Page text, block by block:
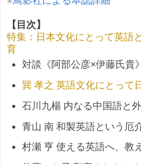
【目次】
特集：日本文化にとって英
育
対談《阿部公彦×伊藤氏貴》
巽 孝之 英語文化にとって
石川九楊 内なる中国語と
青山 南 和製英語という厄
村瀬 亨 使える英語へ、教